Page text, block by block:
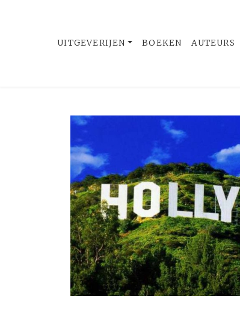
UITGEVERIJEN BOEKEN AUTEURS